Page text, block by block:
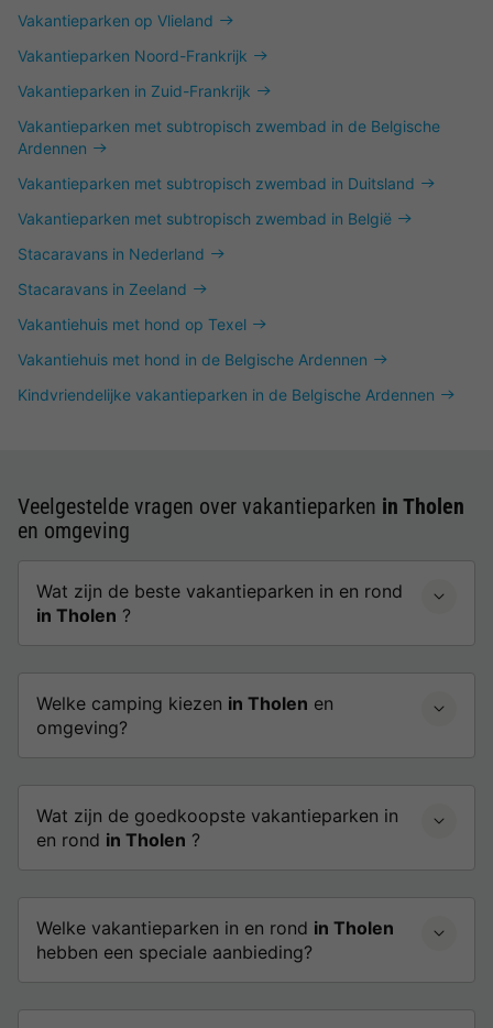
Vakantieparken op Vlieland
Vakantieparken Noord-Frankrijk
Vakantieparken in Zuid-Frankrijk
Vakantieparken met subtropisch zwembad in de Belgische
Ardennen
Vakantieparken met subtropisch zwembad in Duitsland
Vakantieparken met subtropisch zwembad in België
Stacaravans in Nederland
Stacaravans in Zeeland
Vakantiehuis met hond op Texel
Vakantiehuis met hond in de Belgische Ardennen
Kindvriendelijke vakantieparken in de Belgische Ardennen
Veelgestelde vragen over vakantieparken in Tholen
en omgeving
Wat zijn de beste vakantieparken in en rond
in Tholen ?
Welke camping kiezen in Tholen en
omgeving?
Wat zijn de goedkoopste vakantieparken in
en rond in Tholen ?
Welke vakantieparken in en rond in Tholen
hebben een speciale aanbieding?